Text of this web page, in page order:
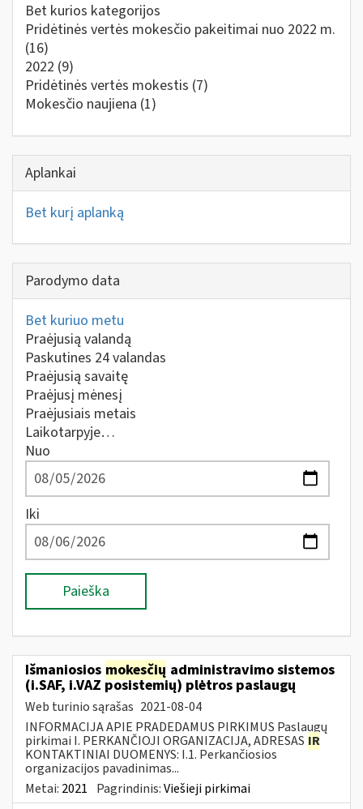
Bet kurios kategorijos
Pridėtinės vertės mokesčio pakeitimai nuo 2022 m.
(16)
2022 (9)
Pridėtinės vertės mokestis (7)
Mokesčio naujiena (1)
Aplankai
Bet kurį aplanką
Parodymo data
Bet kuriuo metu
Praėjusią valandą
Paskutines 24 valandas
Praėjusią savaitę
Praėjusį mėnesį
Praėjusiais metais
Laikotarpyje…
Nuo
Iki
Paieška
Išmaniosios mokesčių administravimo sistemos
(i.SAF, i.VAZ posistemių) plėtros paslaugų
Web turinio sąrašas 2021-08-04
INFORMACIJA APIE PRADEDAMUS PIRKIMUS Paslaugų
pirkimai I. PERKANČIOJI ORGANIZACIJA, ADRESAS IR
KONTAKTINIAI DUOMENYS: I.1. Perkančiosios
organizacijos pavadinimas...
Metai: 2021 Pagrindinis:Viešieji pirkimai